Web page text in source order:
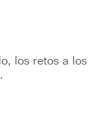
los retos a los